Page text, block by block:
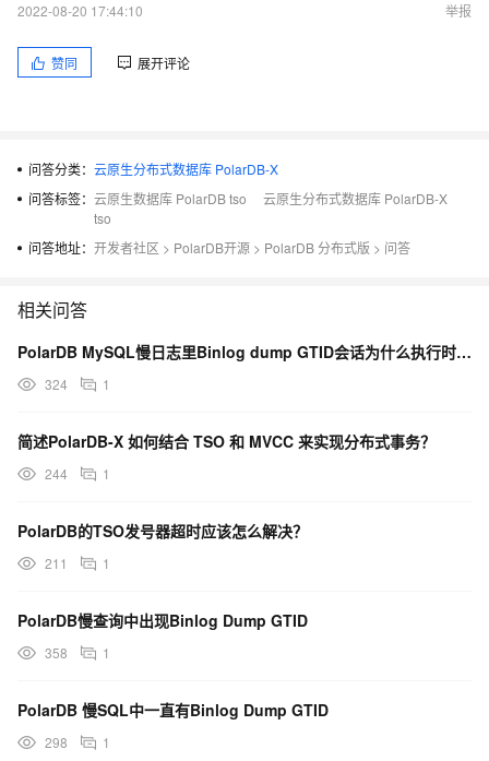
2022-08-20 17:44:10
举报
赞同 展开评论
问答分类： 云原生分布式数据库 PolarDB-X
问答标签： 云原生数据库 PolarDB tso
云原生分布式数据库 PolarDB-X
tso
问答地址： 开发者社区 > PolarDB开源 > PolarDB 分布式版 > 问答
相关问答
PolarDB MySQL慢日志里Binlog dump GTID会话为什么执行时间很长
324 1
简述PolarDB-X 如何结合 TSO 和 MVCC 来实现分布式事务？
244 1
PolarDB的TSO发号器超时应该怎么解决？
211 1
PolarDB慢查询中出现Binlog Dump GTID
358 1
PolarDB 慢SQL中一直有Binlog Dump GTID
298 1